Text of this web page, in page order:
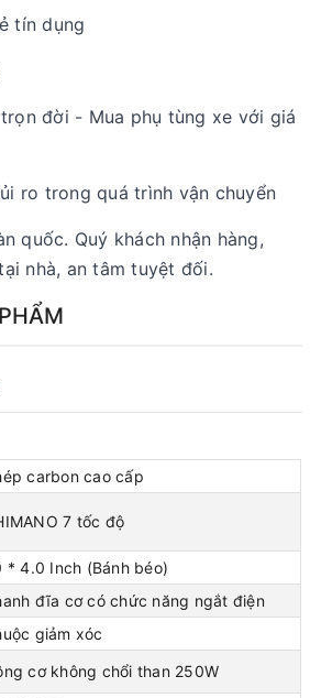
tín dụng
đời - Mua phụ tùng xe với giá
ro trong quá trình vận chuyển
quốc. Quý khách nhận hàng,
nhà, an tâm tuyệt đối.
carbon cao cấp
7 tốc độ
* 4.0 Inch (Bánh béo)
đĩa cơ có chức năng ngắt điện
giảm xóc
cơ không chổi than 250W